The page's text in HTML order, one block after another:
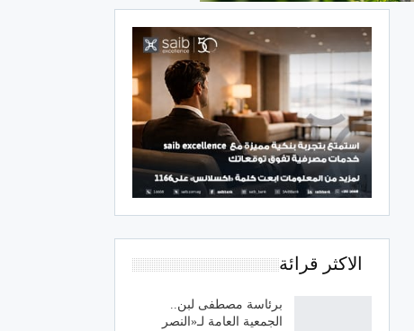
الاكثر قرائة
برئاسة مصطفى لبن..
الجمعية العامة لـ«النصر